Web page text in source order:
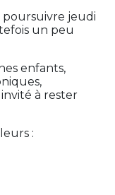
poursuivre jeudi
un peu
enfants,
à rester
: